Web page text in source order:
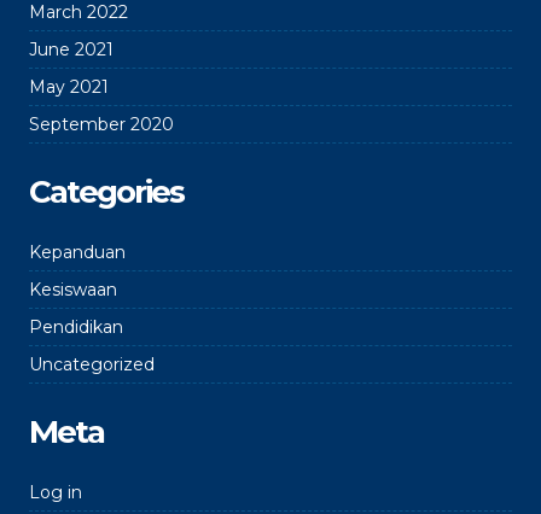
March 2022
June 2021
May 2021
September 2020
Categories
Kepanduan
Kesiswaan
Pendidikan
Uncategorized
Meta
Log in